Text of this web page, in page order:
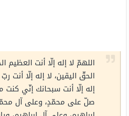
اللهمّ لا إله إلّا أنت العظيم
الحقّ اليقين، لا إله إلّا أنت
إله إلّا أنت سبحانك إنّي كنت
صلّ على محمّدٍ، وعلى آل